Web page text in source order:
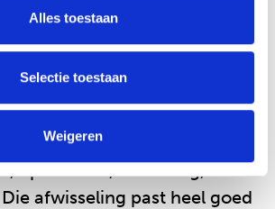
Alles toestaan
Selectie toestaan
Weigeren
stapjes, maar elk inzicht
als winst.
leuk omdat geen dag
bent continu in beweging:
op locaties, in overleg, of in
afwisseling past heel goed